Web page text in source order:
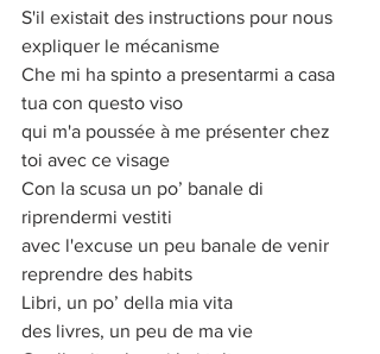
S'il existait des instructions pour nous
expliquer le mécanisme
Che mi ha spinto a presentarmi a casa
tua con questo viso
qui m'a poussée à me présenter chez
toi avec ce visage
Con la scusa un po’ banale di
riprendermi vestiti
avec l'excuse un peu banale de venir
reprendre des habits
Libri, un po’ della mia vita
des livres, un peu de ma vie